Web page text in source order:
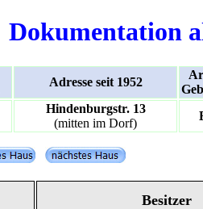
Dokumentation
Adresse seit 1952
Hindenburgstr. 13
(mitten im Dorf)
Besitzer